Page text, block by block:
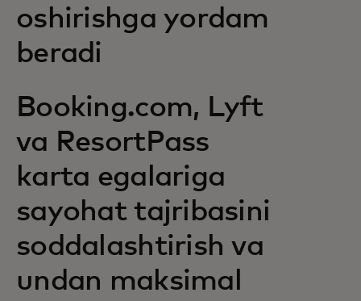
oshirishga yordam
beradi
Booking.com, Lyft
va ResortPass
karta egalariga
sayohat tajribasini
soddalashtirish va
undan maksimal